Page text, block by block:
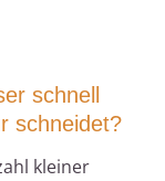
schnell
schneidet?
kleiner